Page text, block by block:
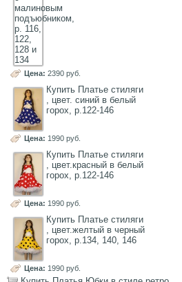
Цена: 2390 руб.
Купить Платье стиляги
, цвет. синий в белый
горох, р.122-146
Цена: 1990 руб.
Купить Платье стиляги
, цвет.красный в белый
горох, р.122-146
Цена: 1990 руб.
Купить Платье стиляги
, цвет.желтый в черный
горох, р.134, 140, 146
Цена: 1990 руб.